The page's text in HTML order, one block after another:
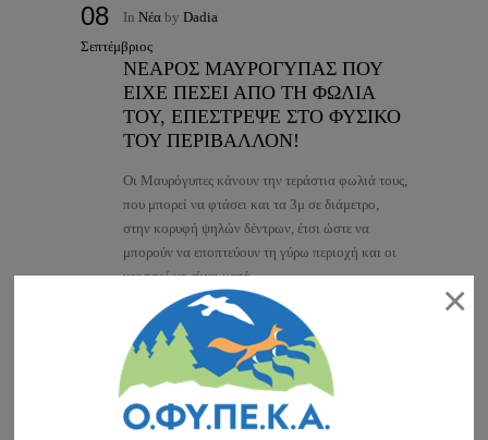
08
Σεπτέμβριος
In Νέα by Dadia
ΝΕΑΡΟΣ ΜΑΥΡΟΓΥΠΑΣ ΠΟΥ
ΕΙΧΕ ΠΕΣΕΙ ΑΠΟ ΤΗ ΦΩΛΙΑ
ΤΟΥ, ΕΠΕΣΤΡΕΨΕ ΣΤΟ ΦΥΣΙΚΟ
ΤΟΥ ΠΕΡΙΒΑΛΛΟΝ!
Οι Μαυρόγυπες κάνουν την τεράστια φωλιά τους,
που μπορεί να φτάσει και τα 3μ σε διάμετρο,
στην κορυφή ψηλών δέντρων, έτσι ώστε να
μπορούν να εποπτεύουν τη γύρω περιοχή και οι
νεοσσοί να είναι κατά…
2 5 6 7
12 13 14 15 16
×